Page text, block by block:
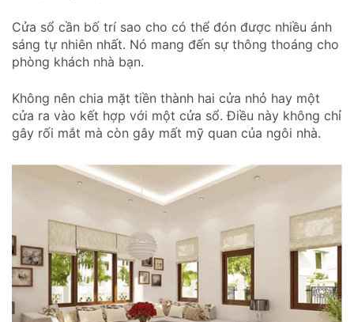
Cửa sổ cần bố trí sao cho có thể đón được nhiều ánh
sáng tự nhiên nhất. Nó mang đến sự thông thoáng cho
phòng khách nhà bạn.
Không nên chia mặt tiền thành hai cửa nhỏ hay một
cửa ra vào kết hợp với một cửa sổ. Điều này không chỉ
gây rối mắt mà còn gây mất mỹ quan của ngôi nhà.